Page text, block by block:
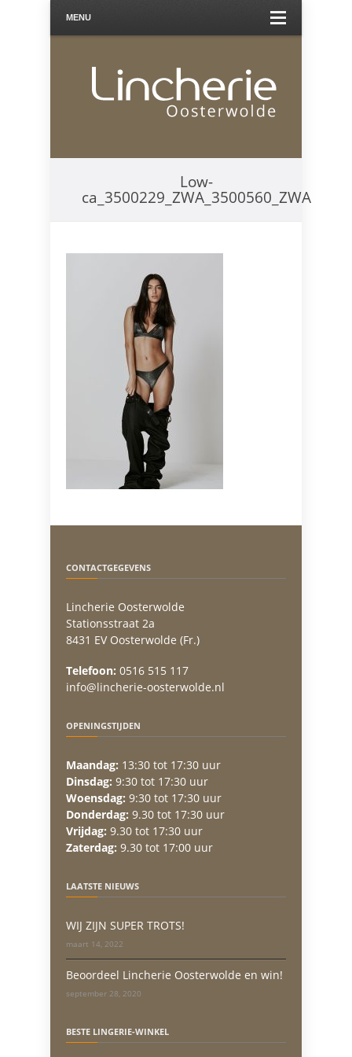
MENU
Low-
ca_3500229_ZWA_3500560_ZWA
CONTACTGEGEVENS
Lincherie Oosterwolde
Stationsstraat 2a
8431 EV Oosterwolde (Fr.)
Telefoon: 0516 515 117
info@lincherie-oosterwolde.nl
OPENINGSTIJDEN
Maandag: 13:30 tot 17:30 uur
Dinsdag: 9:30 tot 17:30 uur
Woensdag: 9:30 tot 17:30 uur
Donderdag: 9.30 tot 17:30 uur
Vrijdag: 9.30 tot 17:30 uur
Zaterdag: 9.30 tot 17:00 uur
LAATSTE NIEUWS
WIJ ZIJN SUPER TROTS!
maart 14, 2022
Beoordeel Lincherie Oosterwolde en win!
september 28, 2020
BESTE LINGERIE-WINKEL